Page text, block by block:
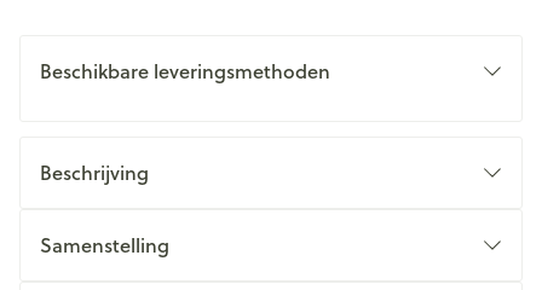
Beschikbare leveringsmethoden
Beschrijving
Samenstelling